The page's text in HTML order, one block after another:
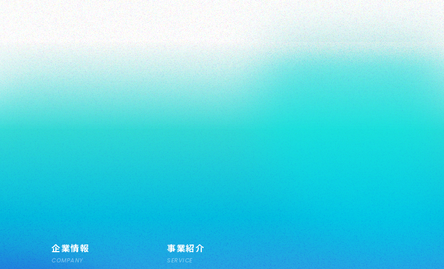
企業情報
COMPANY
事業紹介
SERVICE